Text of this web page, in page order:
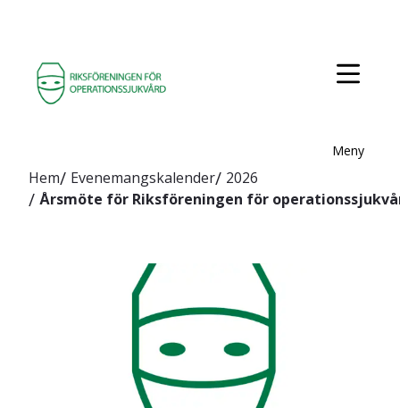
Meny
Hem Evenemangskalender 2026
Årsmöte för Riksföreningen för